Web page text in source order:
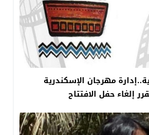
مهرجان الإسكندرية
إلغاء حفل الافتتاح